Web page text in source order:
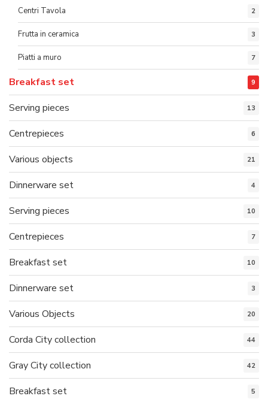
Centri Tavola 2
Frutta in ceramica 3
Piatti a muro 7
Breakfast set 9
Serving pieces 13
Centrepieces 6
Various objects 21
Dinnerware set 4
Serving pieces 10
Centrepieces 7
Breakfast set 10
Dinnerware set 3
Various Objects 20
Corda City collection 44
Gray City collection 42
Breakfast set 5